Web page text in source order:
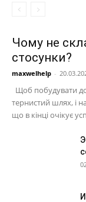
Чому не
стосунки?
maxwelhelp -
Щоб побудувати
тернистий шлях, і
що в кінці очікує